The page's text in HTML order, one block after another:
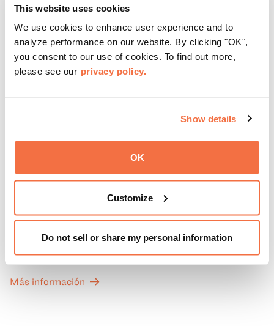
This website uses cookies
We use cookies to enhance user experience and to
analyze performance on our website. By clicking "OK",
you consent to our use of cookies. To find out more,
please see our privacy policy.
Show details
OK
Customize
Do not sell or share my personal information
PRIMEROS DOMINGOS
Primeros domingos
a las Galerías de Arte, Historia y Ciencias Naturales de
California del OMCA es gratuita y las entradas para las
a un precio reducido de 6 $.
Más información